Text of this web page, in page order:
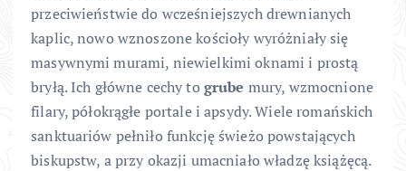
przeciwieństwie do wcześniejszych drewnianych
kaplic, nowo wznoszone kościoły wyróżniały się
masywnymi murami, niewielkimi oknami i prostą
bryłą. Ich główne cechy togrube mury, wzmocnione
filary, półokrągłe portale i apsydy. Wiele romańskich
sanktuariów pełniło funkcję świeżo powstających
biskupstw, a przy okazji umacniało władzę książęcą.